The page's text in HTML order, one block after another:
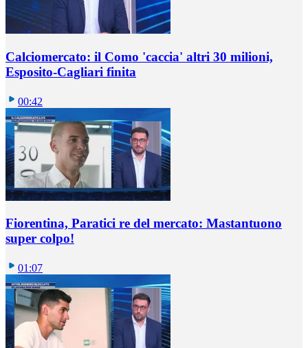
Calciomercato: il Como 'caccia' altri 30 milioni,
Esposito-Cagliari finita
00:42
Fiorentina, Paratici re del mercato: Mastantuono
super colpo!
01:07